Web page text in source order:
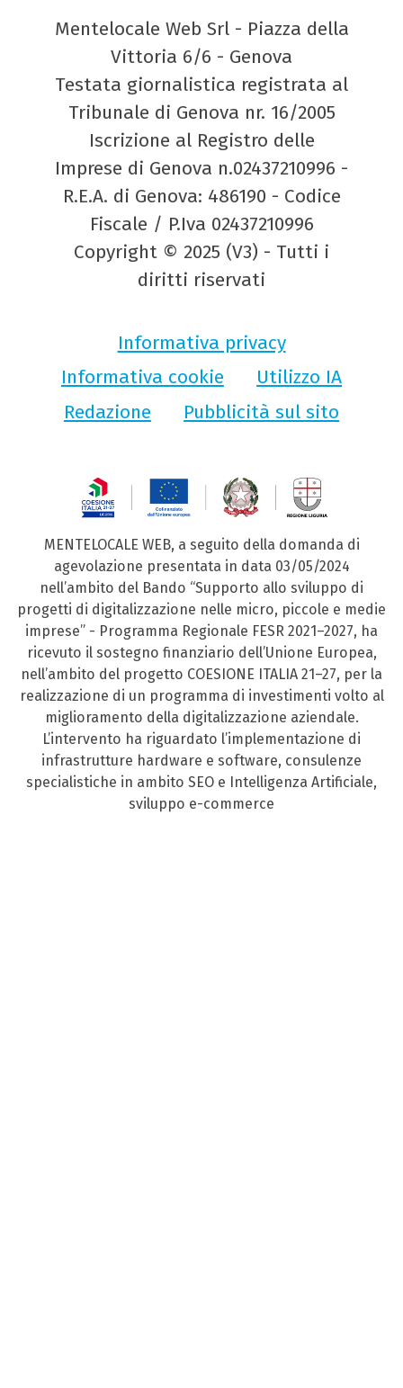
Mentelocale Web Srl - Piazza della
Vittoria 6/6 - Genova
Testata giornalistica registrata al
Tribunale di Genova nr. 16/2005
Iscrizione al Registro delle
Imprese di Genova n.02437210996 -
R.E.A. di Genova: 486190 - Codice
Fiscale / P.Iva 02437210996
Copyright © 2025 (V3) - Tutti i
diritti riservati
Informativa privacy
Informativa cookie
Utilizzo IA
Redazione
Pubblicità sul sito
MENTELOCALE WEB, a seguito della domanda di
agevolazione presentata in data 03/05/2024
nell’ambito del Bando “Supporto allo sviluppo di
progetti di digitalizzazione nelle micro, piccole e medie
imprese” - Programma Regionale FESR 2021–2027, ha
ricevuto il sostegno finanziario dell’Unione Europea,
nell’ambito del progetto COESIONE ITALIA 21–27, per la
realizzazione di un programma di investimenti volto al
miglioramento della digitalizzazione aziendale.
L’intervento ha riguardato l’implementazione di
infrastrutture hardware e software, consulenze
specialistiche in ambito SEO e Intelligenza Artificiale,
sviluppo e-commerce